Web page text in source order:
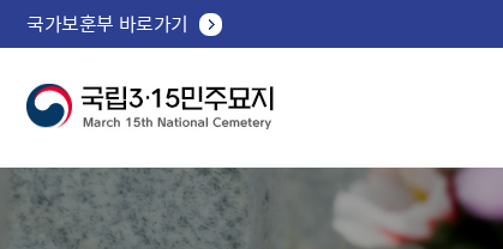
국가보훈부 바로가기